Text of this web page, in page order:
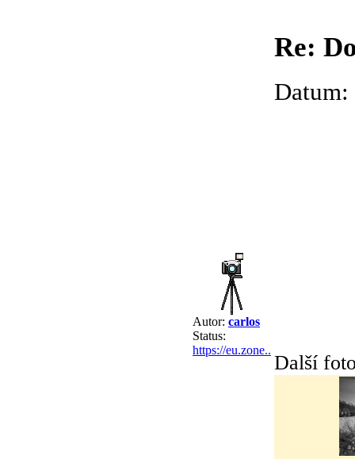
Autor: carlos
Status:
https://eu.zone..
Re:
Další